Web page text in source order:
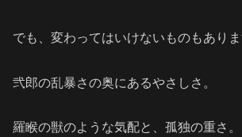
でも、変わってはいけないものもありま
弐郎の乱暴さの奥にあるやさしさ。
羅睺の獣のような気配と、孤独の重さ。